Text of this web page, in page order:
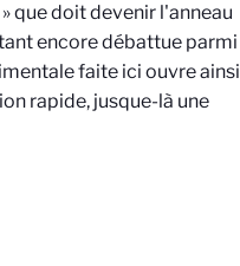
que doit devenir l'anneau
encore débattue parmi
faite ici ouvre ainsi
rapide, jusque-là une